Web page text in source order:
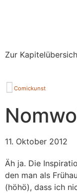
Zur
Comickunst
11. Oktober 2012
Äh ja. Die
den man als
(höhö), dass ich